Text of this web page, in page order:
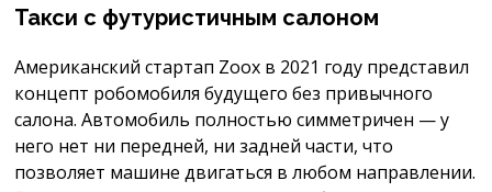
Такси с футуристичным салоном
Американский стартап Zoox в 2021 году представил
концепт робомобиля будущего без привычного
салона. Автомобиль полностью симметричен — у
него нет ни передней, ни задней части, что
позволяет машине двигаться в любом направлении.